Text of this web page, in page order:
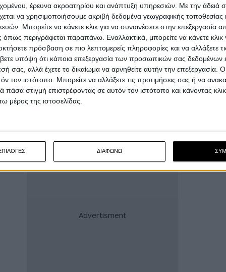
έρευνα ακροατηρίου και ανάπτυξη υπηρεσιών. Με την άδειά
να χρησιμοποιήσουμε ακριβή δεδομένα γεωγραφικής τοποθεσίας
Μπορείτε να κάνετε κλικ για να συναινέσετε στην επεξεργασία
περιγράφεται παραπάνω. Εναλλακτικά, μπορείτε να κάνετε κλικ
πρόσβαση σε πιο λεπτομερείς πληροφορίες και να αλλάξετε
υπόψη ότι κάποια επεξεργασία των προσωπικών σας δεδομένων
σας, αλλά έχετε το δικαίωμα να αρνηθείτε αυτήν την επεξεργασία.
τον ιστότοπο. Μπορείτε να αλλάξετε τις προτιμήσεις σας ή να
στιγμή επιστρέφοντας σε αυτόν τον ιστότοπο και κάνοντας
μέρος της ιστοσελίδας.
ΔΙΑΦΩΝΩ
δεν ταιριάζει με την ταχύτητα που
δεν έχει τις τεχνικές γνώσεις για να
του παραπτώματος.
νέου ποινολογίου, είναι η προσθήκη μιας
η οποία πλήττει το κύρος του
δεν καθορίζεται ποιου είδους δηλώσεις